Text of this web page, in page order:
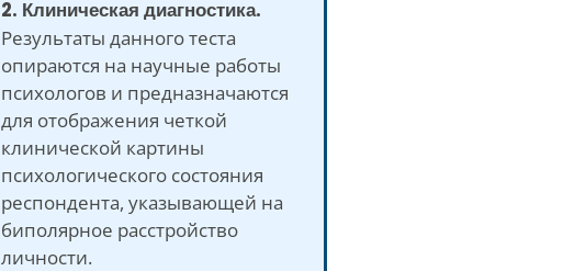
2. Клиническая диагностика.
Результаты данного теста
опираются на научные работы
психологов и предназначаются
для отображения четкой
клинической картины
психологического состояния
респондента, указывающей на
биполярное расстройство
личности.